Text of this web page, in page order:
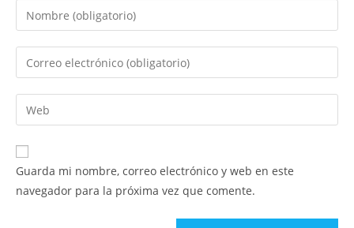
Introduce
tu
nombre
de
usuario
para
comentar
Introduce
tu
dirección
de
electrónico
para
comentar
Introduce
la
URL
de
Guarda mi nombre, correo electrónico y web en este
navegador para la próxima vez que comente.